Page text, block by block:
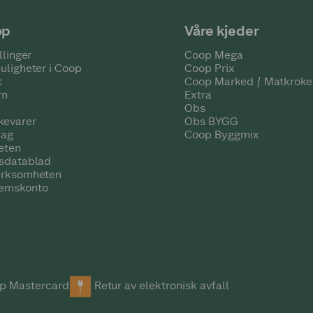
i Coop
Våre kjeder
Coop Mega
Coop Prix
Coop Marked /
Extra
Obs
Obs BYGG
Coop Byggmix
Mastercard Retur av elektronisk avfall